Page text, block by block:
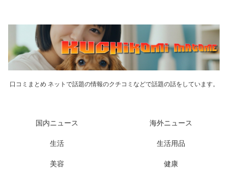
口コミまとめ ネットで話題の情報のクチコミなどで話題の話をしています。
国内ニュース 海外ニュース
生活 生活用品
美容 健康